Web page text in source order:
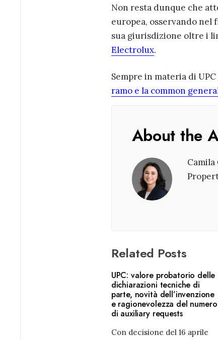
Non resta dunque che
europea, osservando nel
sua giurisdizione oltre i
Electrolux.
Sempre in materia di
ramo e la common
About the
Related Posts
UPC: valore probatorio delle
dichiarazioni tecniche di
parte, novità dell’invenzione
e ragionevolezza del numero
di auxiliary requests
Con decisione del 16 aprile